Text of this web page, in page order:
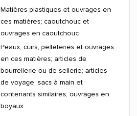
Matières plastiques et ouvrages en
ces matières; caoutchouc et
ouvrages en caoutchouc
Peaux, cuirs, pelleteries et ouvrages
en ces matières; articles de
bourrellerie ou de sellerie; articles
de voyage, sacs à main et
contenants similaires; ouvrages en
boyaux